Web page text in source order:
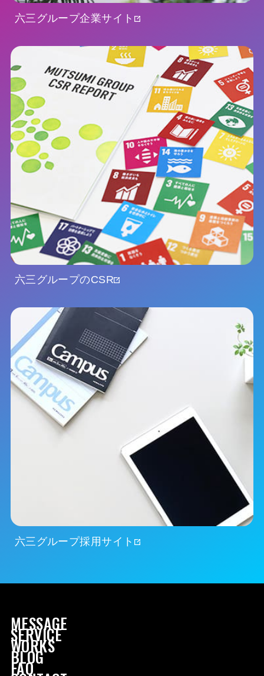
六三グループ企業サイト
六三グループのCSR
六三グループ採用サイト
MESSAGE
SERVICE
WORKS
BLOG
FAQ